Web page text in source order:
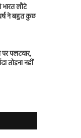
भारत लौटे
ने बहुत कुछ
पलटवार,
तोड़ना नहीं